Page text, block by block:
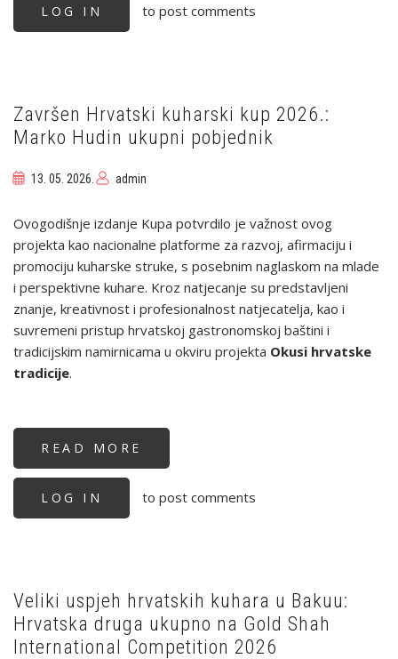
KULINARSTVA
NA
LOG IN to post comments
Završen Hrvatski kuharski kup 2026.:
Marko Hudin ukupni pobjednik
13. 05. 2026. admin
Ovogodišnje izdanje Kupa potvrdilo je važnost ovog
projekta kao nacionalne platforme za razvoj, afirmaciju i
promociju kuharske struke, s posebnim naglaskom na mlade
i perspektivne kuhare. Kroz natjecanje su predstavljeni
znanje, kreativnost i profesionalnost natjecatelja, kao i
suvremeni pristup hrvatskoj gastronomskoj baštini i
tradicijskim namirnicama u okviru projekta Okusi hrvatske
tradicije.
READ MORE
HRVATSKI
KUP
2026.:
LOG IN to post comments
Veliki uspjeh hrvatskih kuhara u Bakuu:
Hrvatska druga ukupno na Gold Shah
International Competition 2026